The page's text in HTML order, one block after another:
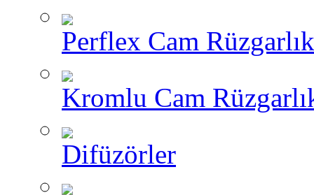
Perflex Cam
Kromlu Cam
Difüzörler